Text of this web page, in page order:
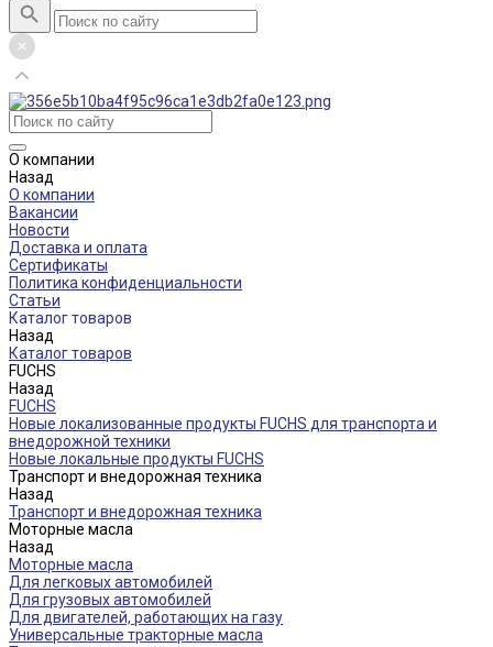
О компании
Назад
О компании
Вакансии
Новости
Доставка и оплата
Сертификаты
Политика конфиденциальности
Статьи
Каталог товаров
Назад
Каталог товаров
FUCHS
Назад
FUCHS
Новые локализованные продукты FUCHS для транспорта и
внедорожной техники
Новые локальные продукты FUCHS
Транспорт и внедорожная техника
Назад
Транспорт и внедорожная техника
Моторные масла
Назад
Моторные масла
Для легковых автомобилей
Для грузовых автомобилей
Для двигателей, работающих на газу
Универсальные тракторные масла